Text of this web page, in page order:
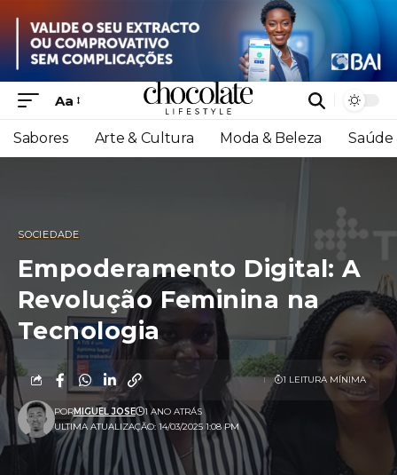
Aa
Sabores Arte & Cultura Moda & Beleza Saúde
SOCIEDADE
Empoderamento Digital: A
Revolução Feminina na
Tecnologia
ULTIMA ATUALIZAÇÃO: 14/03/2025 1:08 PM
PORMIGUEL JOSE 1 ANO ATRÁS
1 LEITURA MÍNIMA